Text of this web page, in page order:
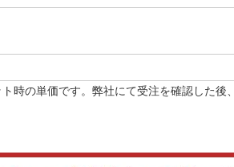
時の単価です。弊社にて受注を確認した後